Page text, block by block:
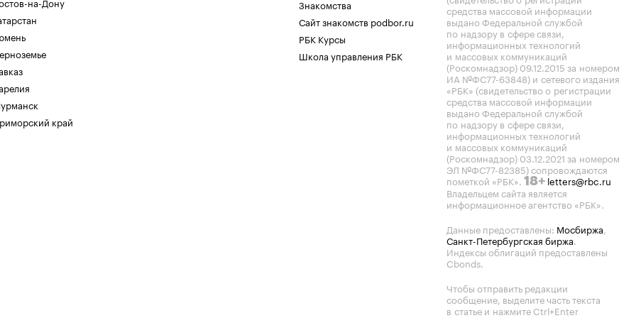
край
Знакомства
Сайт знакомств podbor.ru
РБК Курсы
Школа управления РБК
средства массовой информации
выдано Федеральной службой
по надзору в сфере связи,
информационных технологий
и массовых коммуникаций
(Роскомнадзор) 09.12.2015 за номером
ИА №ФС77-63848) и сетевого издания
«РБК» (свидетельство о регистрации
средства массовой информации
выдано Федеральной службой
по надзору в сфере связи,
информационных технологий
и массовых коммуникаций
(Роскомнадзор) 03.12.2021 за номером
ЭЛ №ФС77-82385) сопровождаются
пометкой «РБК». 18+ letters@rbc.ru
Владельцем сайта является
информационное агентство «РБК».
Данные предоставлены: Мосбиржа,
Санкт-Петербургская биржа.
Индексы облигаций предоставлены
Cbonds.
Чтобы отправить редакции
сообщение, выделите часть текста
в статье и нажмите Ctrl+Enter